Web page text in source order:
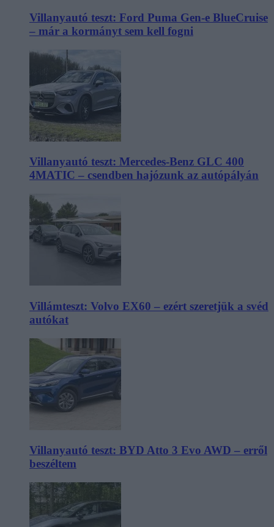
Villanyautó teszt: Ford Puma Gen-e BlueCruise
– már a kormányt sem kell fogni
Villanyautó teszt: Mercedes-Benz GLC 400
4MATIC – csendben hajózunk az autópályán
Villámteszt: Volvo EX60 – ezért szeretjük a svéd
autókat
Villanyautó teszt: BYD Atto 3 Evo AWD – erről
beszéltem